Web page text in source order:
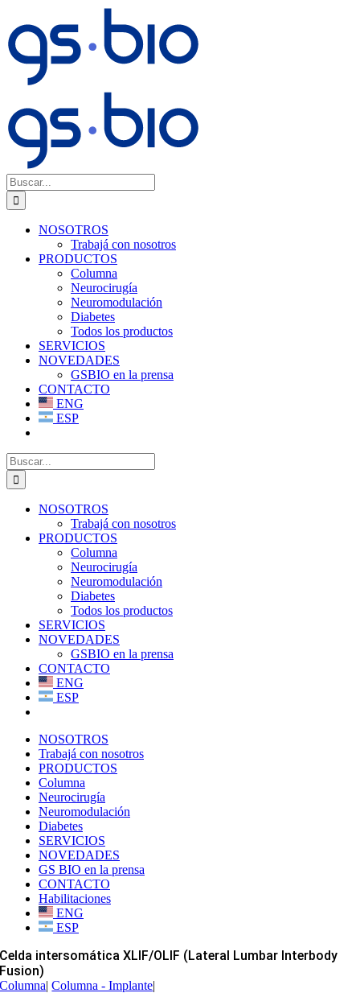
al
contenido
Buscar:
NOSOTROS
Trabajá con nosotros
PRODUCTOS
Columna
Neurocirugía
Neuromodulación
Diabetes
Todos los productos
SERVICIOS
NOVEDADES
GSBIO en la prensa
CONTACTO
ENG
ESP
Buscar:
NOSOTROS
Trabajá con nosotros
PRODUCTOS
Columna
Neurocirugía
Neuromodulación
Diabetes
Todos los productos
SERVICIOS
NOVEDADES
GSBIO en la prensa
CONTACTO
ENG
ESP
NOSOTROS
Trabajá con nosotros
PRODUCTOS
Columna
Neurocirugía
Neuromodulación
Diabetes
SERVICIOS
NOVEDADES
GS BIO en la prensa
CONTACTO
Habilitaciones
ENG
ESP
Celda intersomática XLIF/OLIF (Lateral Lumbar Interbody
Fusion)
Columna|Columna - Implante|